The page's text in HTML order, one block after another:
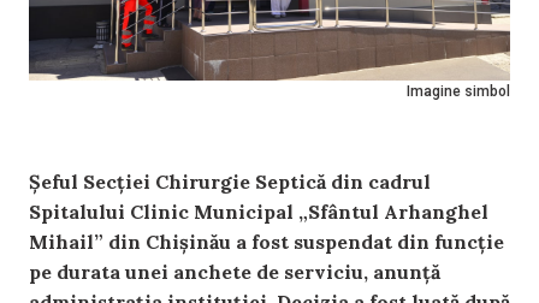
Imagine simbol
Șeful Secției Chirurgie Septică din cadrul
Spitalului Clinic Municipal „Sfântul Arhanghel
Mihail” din Chișinău a fost suspendat din funcție
pe durata unei anchete de serviciu, anunță